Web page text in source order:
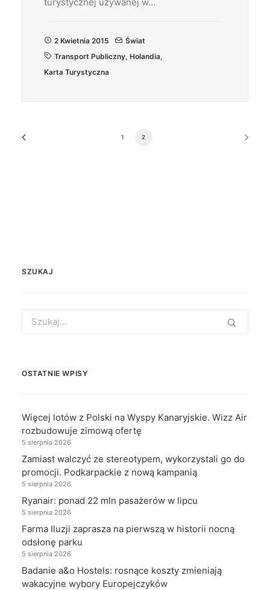
2 Kwietnia 2015
Świat
Transport Publiczny, Holandia,
Karta Turystyczna
1 2
SZUKAJ
for:
OSTATNIE WPISY
Więcej lotów z Polski na Wyspy Kanaryjskie. Wizz Air
rozbudowuje zimową ofertę
5 sierpnia 2026
Zamiast walczyć ze stereotypem, wykorzystali go do
promocji. Podkarpackie z nową kampanią
5 sierpnia 2026
Ryanair: ponad 22 mln pasażerów w lipcu
5 sierpnia 2026
Farma Iluzji zaprasza na pierwszą w historii nocną
odsłonę parku
5 sierpnia 2026
Badanie a&o Hostels: rosnące koszty zmieniają
wakacyjne wybory Europejczyków